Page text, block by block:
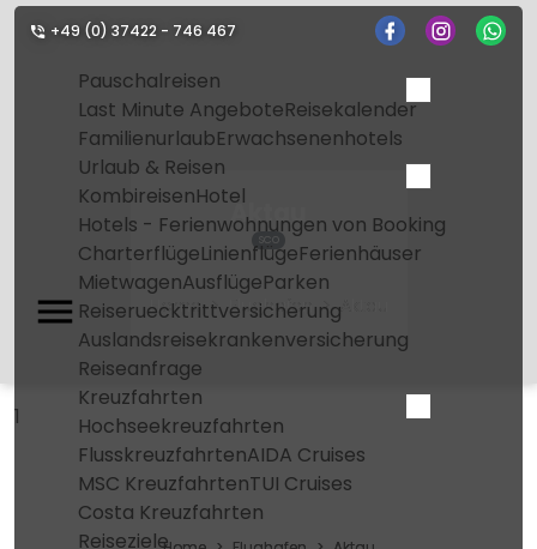
+49 (0) 37422 - 746 467
Pauschalreisen
Last Minute AngeboteReisekalender
FamilienurlaubErwachsenenhotels
Urlaub & Reisen
KombireisenHotel
Hotels - Ferienwohnungen von Booking
CharterflügeLinienflügeFerienhäuser
MietwagenAusflügeParken
Reiseruecktrittversicherung
Auslandsreisekrankenversicherung
Reiseanfrage
Kreuzfahrten
Hochseekreuzfahrten
FlusskreuzfahrtenAIDA Cruises
MSC KreuzfahrtenTUI Cruises
Costa Kreuzfahrten
Reiseziele
Aktau
SCO
Home Flughafen Aktau
1